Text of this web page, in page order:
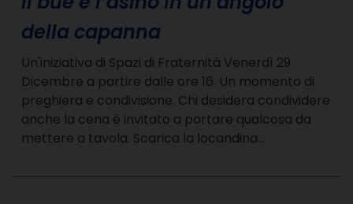
della capanna
Un'iniziativa di Spazi di Fraternità Venerdì 29
Dicembre a partire dalle ore 16. Un momento di
preghiera e condivisione. Chi desidera condividere
anche la cena è invitato a portare qualcosa da
mettere a tavola. Scarica la locandina…